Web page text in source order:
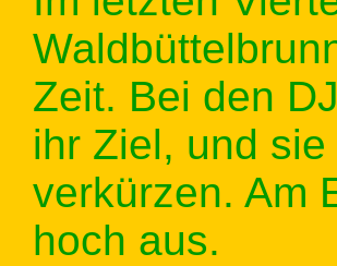
Zeit. Bei den
ihr Ziel, und
verkürzen. Am
hoch aus.